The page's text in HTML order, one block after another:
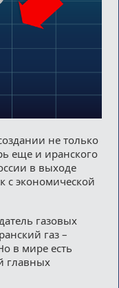
не только
еще и иранского
в выходе
с экономической
газовых
газ –
в мире есть
главных